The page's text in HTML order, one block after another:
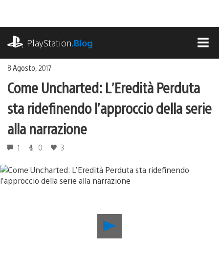
contenuto
PlayStation.Blog
8 Agosto, 2017
Come Uncharted: L’Eredità Perduta
sta ridefinendo l’approccio della serie
alla narrazione
1 0 3
Come